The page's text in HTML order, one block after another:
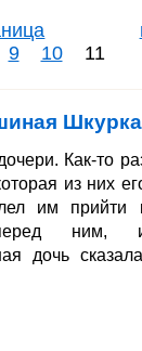
9
1011
Шкурка
Как-то
из них
им прийти
ним,
дочь сказала,
– больше всех